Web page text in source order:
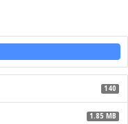
140
1.85 MB